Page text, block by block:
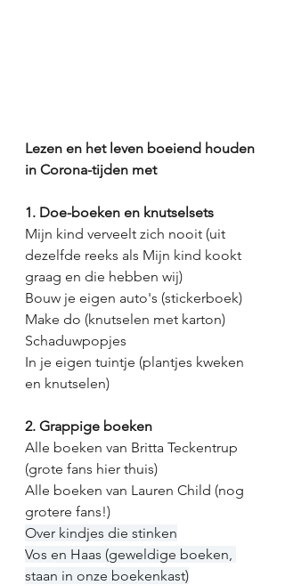
Lezen en het leven boeiend houden
in Corona-tijden met
1. Doe-boeken en knutselsets
Mijn kind verveelt zich nooit (uit
dezelfde reeks als Mijn kind kookt
graag en die hebben wij)
Bouw je eigen auto's (stickerboek)
Make do (knutselen met karton)
Schaduwpopjes
In je eigen tuintje (plantjes kweken
en knutselen)
2. Grappige boeken
Alle boeken van Britta Teckentrup
(grote fans hier thuis)
Alle boeken van Lauren Child (nog
grotere fans!)
Over kindjes die stinken
Vos en Haas (geweldige boeken,
staan in onze boekenkast)